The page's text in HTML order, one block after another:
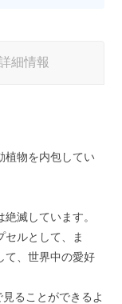
細情報
植物を内包してい
滅しています。
セルとして、ま
て、世界中の愛好
ることができるよ